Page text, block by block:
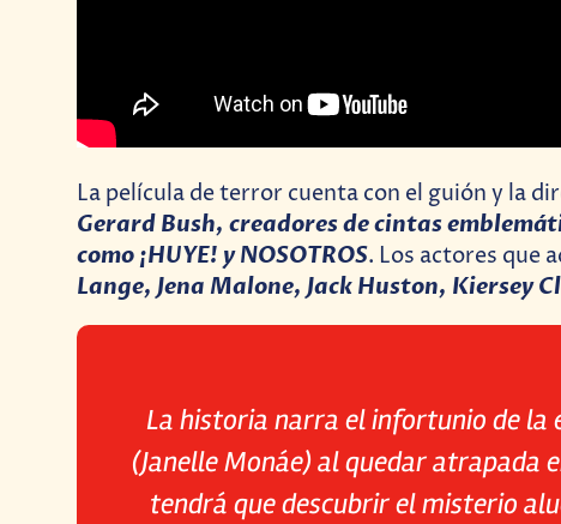
La película de terror cuenta con el guión y la
Gerard Bush, creadores de cintas
como ¡HUYE! y NOSOTROS. Los actores que
Lange, Jena Malone, Jack Huston, Kiersey
La historia narra el infortunio de la
(Janelle Monáe) al quedar atrapada
tendrá que descubrir el misterio